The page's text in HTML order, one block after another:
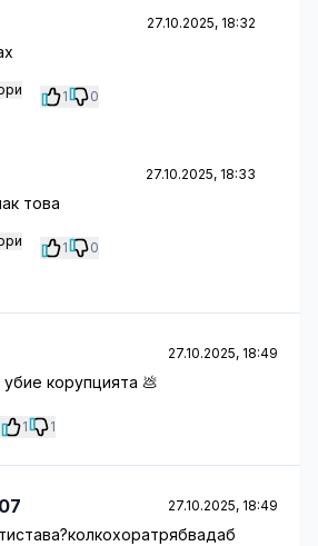
27.10.2025, 18:32
1 0
27.10.2025, 18:33
това
1 0
27.10.2025, 18:49
корупцията 💩
1 1
27.10.2025, 18:49